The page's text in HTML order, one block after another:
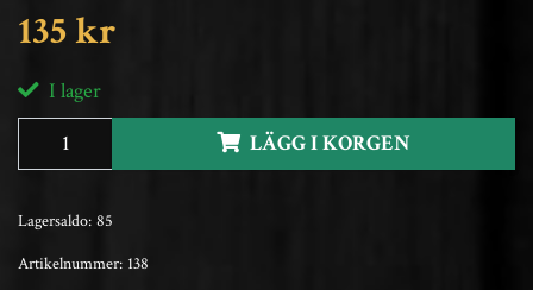
135 kr
I lager
LÄGG I KORGEN
Lagersaldo: 85
Artikelnummer: 138